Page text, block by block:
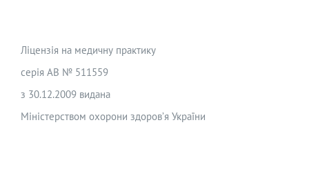
Ліцензія на медичну практику
серія АВ № 511559
з 30.12.2009 видана
Міністерством охорони здоров’я України